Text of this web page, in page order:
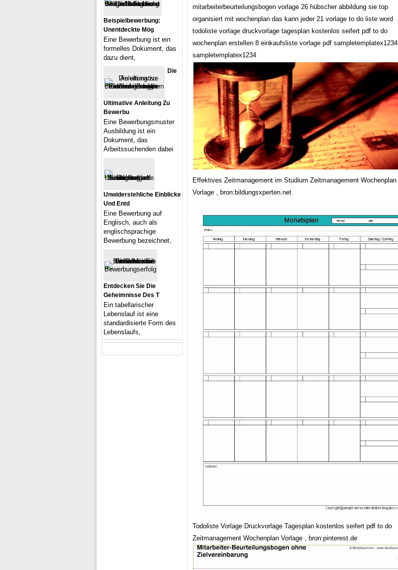
mitarbeiterbeurteilungsbogen vorlage 26 hübscher abbildung sie top
organisiert mit wochenplan das kann jeder 21 vorlage to do liste word
todoliste vorlage druckvorlage tagesplan kostenlos seifert pdf to do
wochenplan erstellen 8 einkaufsliste vorlage pdf sampletemplatex1234
sampletemplatex1234
Effektives Zeitmanagement im Studium Zeitmanagement Wochenplan
Vorlage , bron:bildungsxperten.net
Todoliste Vorlage Druckvorlage Tagesplan kostenlos seifert pdf to do
Zeitmanagement Wochenplan Vorlage , bron:pinterest.de
Beispielbewerbung:
Unentdeckte Mög
Eine Bewerbung ist ein
formelles Dokument, das
dazu dient,
Die
Ultimative Anleitung Zu
Bewerbu
Eine Bewerbungsmuster
Ausbildung ist ein
Dokument, das
Arbeitssuchenden dabei
Unwiderstehliche Einblicke
Und Entd
Eine Bewerbung auf
Englisch, auch als
englischsprachige
Bewerbung bezeichnet,
Entdecken Sie Die
Geheimnisse Des T
Ein tabellarischer
Lebenslauf ist eine
standardisierte Form des
Lebenslaufs,